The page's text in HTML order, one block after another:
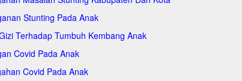
Stunting Pada Anak
Terhadap Tumbuh Kembang Anak
Covid Pada Anak
Covid Pada Anak